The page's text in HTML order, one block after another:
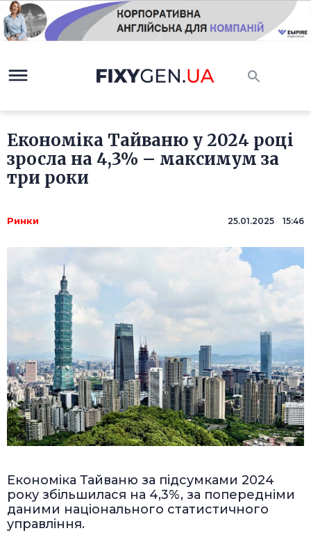
Економіка Тайваню у 2024 році
зросла на 4,3% – максимум за
три роки
Ринки 25.01.2025 15:46
Економіка Тайваню за підсумками 2024
року збільшилася на 4,3%, за попередніми
даними національного статистичного
управління.